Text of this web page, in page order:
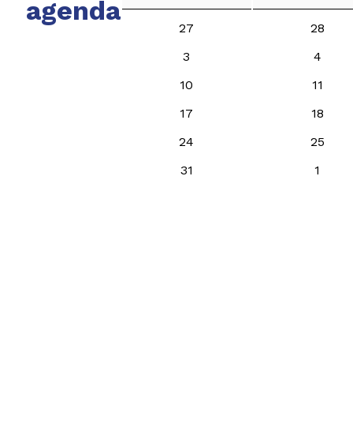
agenda
27
28
3
4
10
11
17
18
24
25
31
1